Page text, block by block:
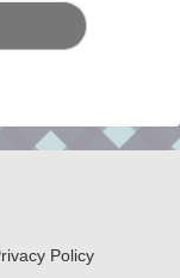
Policy